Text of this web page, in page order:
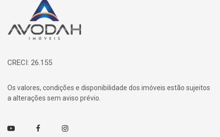
Página inicial
CRECI: 26.155
Os valores, condições e disponibilidade dos imóveis estão sujeitos
a alterações sem aviso prévio.
Youtube FacebookInstagram